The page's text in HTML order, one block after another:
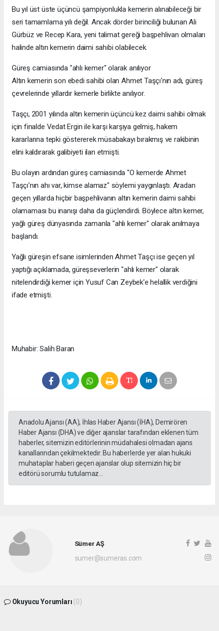
Bu yıl üst üste üçüncü şampiyonlukla kemerin alınabileceği bir
seri tamamlama yılı değil. Ancak dörder birinciliği bulunan Ali
Gürbüz ve Recep Kara, yeni talimat gereği başpehlivan olmaları
halinde altın kemerin daimi sahibi olabilecek.
Güreş camiasında "ahlı kemer" olarak anılıyor
Altın kemerin son ebedi sahibi olan Ahmet Taşçı'nın adı, güreş
çevrelerinde yıllardır kemerle birlikte anılıyor.
Taşçı, 2001 yılında altın kemerin üçüncü kez daimi sahibi olmak
için finalde Vedat Ergin ile karşı karşıya gelmiş, hakem
kararlarına tepki göstererek müsabakayı bırakmış ve rakibinin
elini kaldırarak galibiyeti ilan etmişti.
Bu olayın ardından güreş camiasında "O kemerde Ahmet
Taşçı'nın ahı var, kimse alamaz" söylemi yaygınlaştı. Aradan
geçen yıllarda hiçbir başpehlivanın altın kemerin daimi sahibi
olamaması bu inanışı daha da güçlendirdi. Böylece altın kemer,
yağlı güreş dünyasında zamanla "ahlı kemer" olarak anılmaya
başlandı.
Yağlı güreşin efsane isimlerinden Ahmet Taşçı ise geçen yıl
yaptığı açıklamada, güreşseverlerin "ahlı kemer" olarak
nitelendirdiği kemer için Yusuf Can Zeybek'e helallik verdiğini
ifade etmişti.
Muhabir: Salih Baran
Anadolu Ajansı (AA), İhlas Haber Ajansı (İHA), Demirören
Haber Ajansı (DHA) ve diğer ajanslar tarafından eklenen tüm
haberler, sitemizin editörlerinin müdahalesi olmadan ajans
kanallarından çekilmektedir. Bu haberlerde yer alan hukuki
muhataplar haberi geçen ajanslar olup sitemizin hiç bir
editörü sorumlu tutulamaz...
Sümer AŞ
sumer@sumeras.com
Okuyucu Yorumları (0)